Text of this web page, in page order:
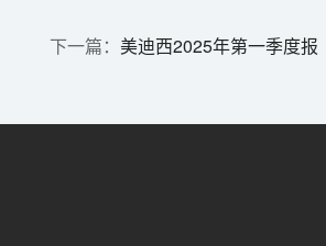
美迪西2025年第一季度报